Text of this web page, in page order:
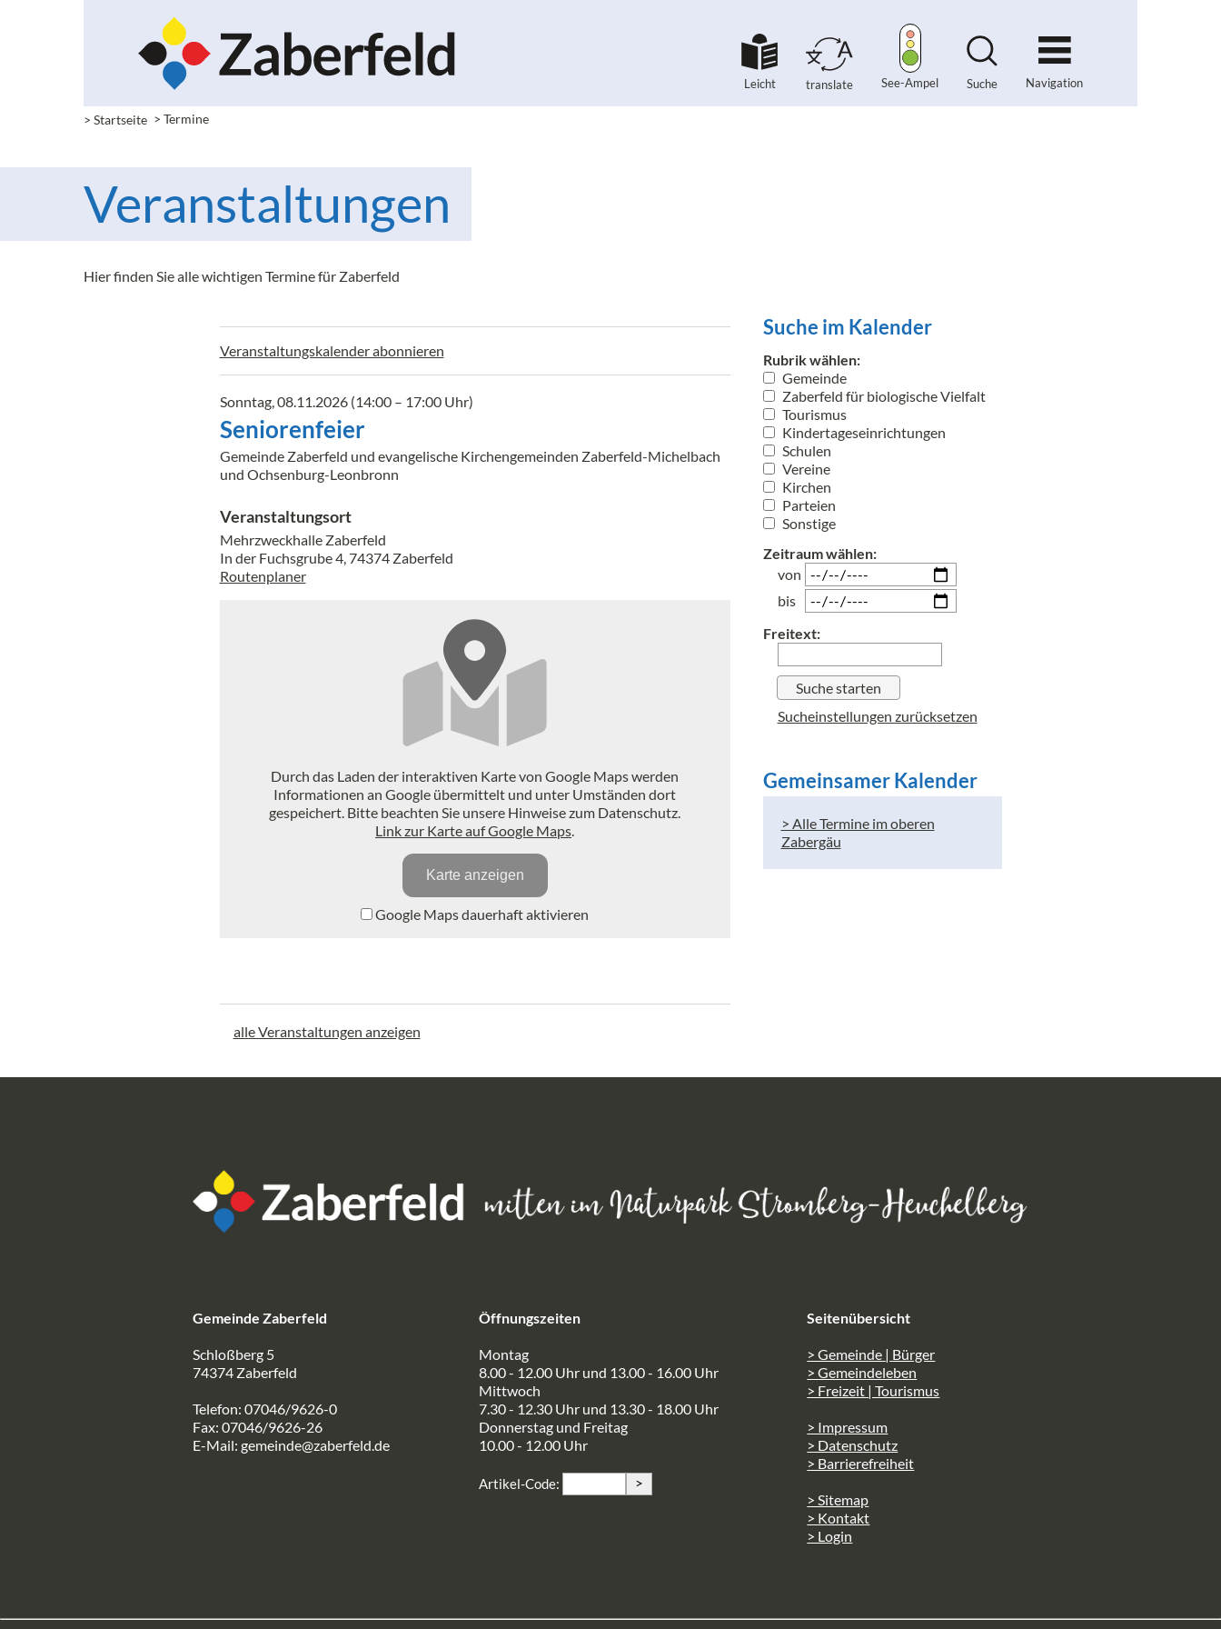
Leicht translate See-Ampel Suche Navigation
> Startseite > Termine
Veranstaltungen
Hier finden Sie alle wichtigen Termine für Zaberfeld
Suche im Kalender
Rubrik wählen:
Gemeinde
Zaberfeld für biologische Vielfalt
Tourismus
Kindertageseinrichtungen
Schulen
Vereine
Kirchen
Parteien
Sonstige
Zeitraum wählen:
von
bis
Freitext:
Sucheinstellungen zurücksetzen
Gemeinsamer Kalender
> Alle Termine im oberen
Zabergäu
Veranstaltungskalender abonnieren
Sonntag, 08.11.2026 (14:00 – 17:00 Uhr)
Seniorenfeier
Gemeinde Zaberfeld und evangelische Kirchengemeinden Zaberfeld-Michelbach
und Ochsenburg-Leonbronn
Veranstaltungsort
Mehrzweckhalle Zaberfeld
In der Fuchsgrube 4, 74374 Zaberfeld
Routenplaner
Durch das Laden der interaktiven Karte von Google Maps werden
Informationen an Google übermittelt und unter Umständen dort
gespeichert. Bitte beachten Sie unsere Hinweise zum Datenschutz.
Link zur Karte auf Google Maps.
Karte anzeigen
Google Maps dauerhaft aktivieren
alle Veranstaltungen anzeigen
Gemeinde Zaberfeld
Schloßberg 5
74374 Zaberfeld
Telefon: 07046/9626-0
Fax: 07046/9626-26
E-Mail: gemeinde@zaberfeld.de
Öffnungszeiten
Montag
8.00 - 12.00 Uhr und 13.00 - 16.00 Uhr
Mittwoch
7.30 - 12.30 Uhr und 13.30 - 18.00 Uhr
Donnerstag und Freitag
10.00 - 12.00 Uhr
Artikel-Code: >
Seitenübersicht
> Gemeinde | Bürger
> Gemeindeleben
> Freizeit | Tourismus
> Impressum
> Datenschutz
> Barrierefreiheit
> Sitemap
> Kontakt
> Login